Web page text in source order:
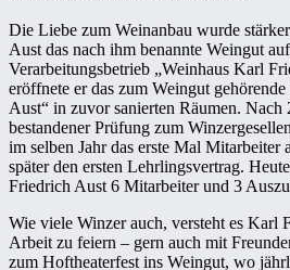
Die Liebe zum Weinanbau wurde
Aust das nach ihm benannte Weingut
Verarbeitungsbetrieb „Weinhaus Karl
eröffnete er das zum Weingut
Aust“ in zuvor sanierten Räumen. Nach
bestandener Prüfung zum
im selben Jahr das erste Mal Mitarbeiter
später den ersten Lehrlingsvertrag.
Friedrich Aust 6 Mitarbeiter und 3
Wie viele Winzer auch, versteht es Karl
Arbeit zu feiern – gern auch mit
zum Hoftheaterfest ins Weingut, wo